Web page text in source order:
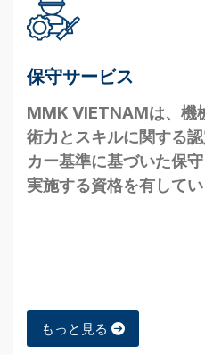
保守サービス
MMK VIETNAMは、機
術力とスキルに関する
カー基準に基づいた保
実施する資格を有してい
もっと見る